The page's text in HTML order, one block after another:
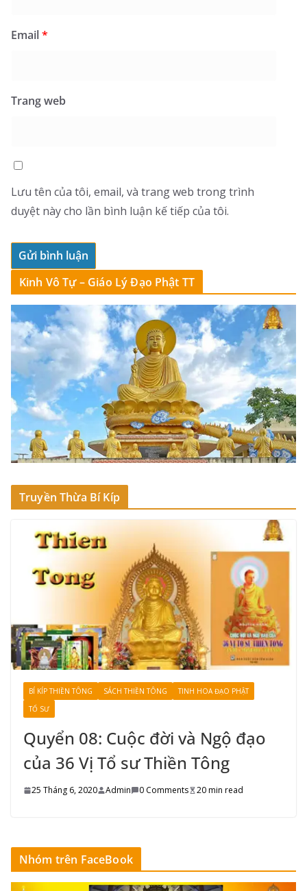
Email*
Trang web
Lưu tên của tôi, email, và trang web trong trình
duyệt này cho lần bình luận kế tiếp của tôi.
Kinh Vô Tự – Giáo Lý Đạo Phật TT
Truyền Thừa Bí Kíp
BÍ KÍP THIỀN TÔNG SÁCH THIỀN TÔNG
TINH HOA ĐẠO PHẬT
TỔ SƯ
Quyển 08: Cuộc đời và Ngộ đạo
của 36 Vị Tổ sư Thiền Tông
25 Tháng 6, 2020 Admin 0 Comments 20 min read
Nhóm trên FaceBook